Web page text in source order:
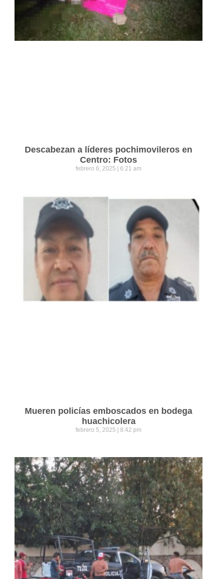
Descabezan a líderes pochimovileros en
Centro: Fotos
febrero 6, 2025 6:21 am
Mueren policías emboscados en bodega
huachicolera
febrero 5, 2025 8:42 pm